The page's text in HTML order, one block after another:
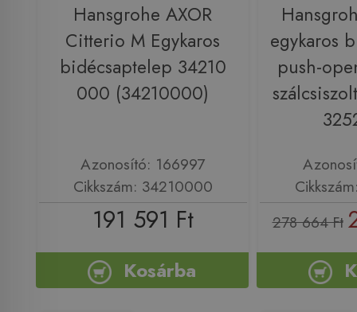
Hansgrohe AXOR
Citterio M Egykaros
bidécsaptelep 34210
000 (34210000)
Azonosító: 166997
Cikkszám: 34210000
191 591 Ft
Kosárba
egykaros
push-
278 664 Ft